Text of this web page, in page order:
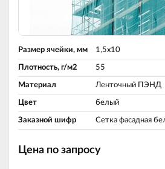
Размер ячейки, мм 1,5х10
Плотность, г/м2 55
Материал Ленточный ПЭНД
Цвет белый
Заказной шифр Сетка фасадная
Цена по запросу